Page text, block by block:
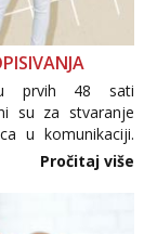
prvih 48 sati
su za stvaranje
u komunikaciji.
ili intimnih
zaslužila to
Pročitaj više